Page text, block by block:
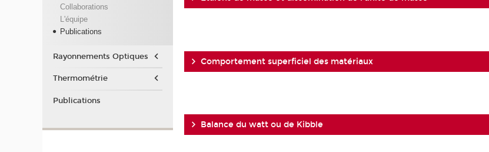
Comportement superficiel des matériaux
Balance du watt ou de Kibble
Collaborations
L'équipe
Publications
Rayonnements Optiques
Thermométrie
Publications